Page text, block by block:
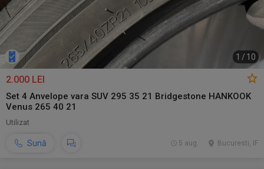
1 / 10
2.000 LEI
Set 4 Anvelope vara SUV 295 35 21 Bridgestone HANKOOK
Venus 265 40 21
Utilizat
Sună Bucuresti, IF
5 aug.